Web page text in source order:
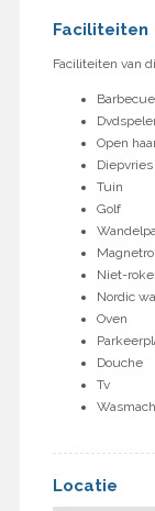
Faciliteiten
Faciliteiten van
Barbecue
Open
Diepvries
Tuin
Golf
Niet-
Nordic
Oven
Douche
Tv
Locatie